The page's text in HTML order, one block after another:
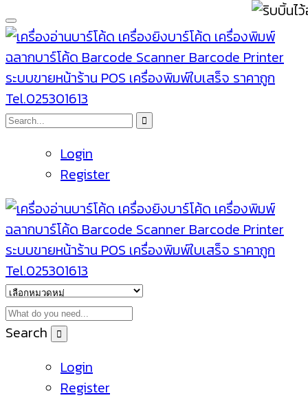
Login
Register
Search
Login
Register